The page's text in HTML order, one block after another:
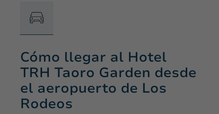
Cómo llegar al Hotel
TRH Taoro Garden desde
el aeropuerto de Los
Rodeos